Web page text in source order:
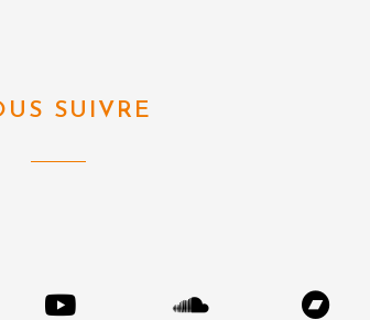
SUIVRE